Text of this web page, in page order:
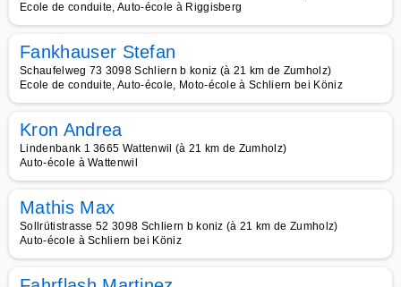
Ecole de conduite, Auto-école à Riggisberg
Fankhauser Stefan
Schaufelweg 73 3098 Schliern b koniz (à 21 km de Zumholz)
Ecole de conduite, Auto-école, Moto-école à Schliern bei Köniz
Kron Andrea
Lindenbank 1 3665 Wattenwil (à 21 km de Zumholz)
Auto-école à Wattenwil
Mathis Max
Sollrütistrasse 52 3098 Schliern b koniz (à 21 km de Zumholz)
Auto-école à Schliern bei Köniz